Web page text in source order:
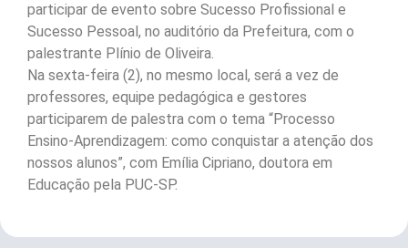
participar de evento sobre Sucesso Profissional e
Sucesso Pessoal, no auditório da Prefeitura, com o
palestrante Plínio de Oliveira.
Na sexta-feira (2), no mesmo local, será a vez de
professores, equipe pedagógica e gestores
participarem de palestra com o tema “Processo
Ensino-Aprendizagem: como conquistar a atenção dos
nossos alunos”, com Emília Cipriano, doutora em
Educação pela PUC-SP.